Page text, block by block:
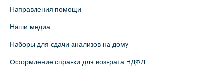
(официальный партнер),
+7 (812) 664-55-80
На карте
Направления помощи
Наши медиа
Наборы для сдачи анализов на дому
Оформление справки для возврата НДФЛ